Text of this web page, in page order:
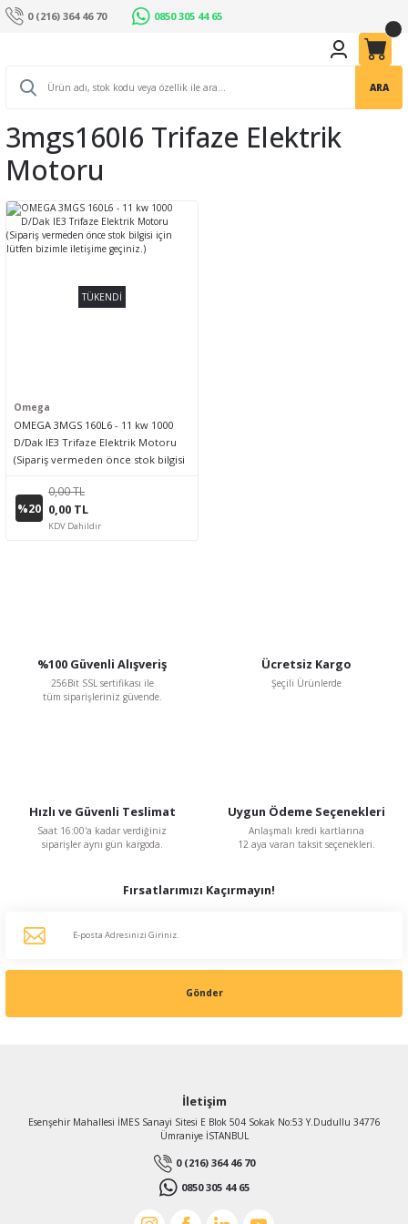
0 (216) 364 46 70 0850 305 44 65
ARA
3mgs160l6 Trifaze Elektrik
Motoru
TÜKENDİ
Omega
OMEGA 3MGS 160L6 - 11 kw 1000
D/Dak IE3 Trifaze Elektrik Motoru
(Sipariş vermeden önce stok bilgisi
%20
0,00 TL
0,00 TL
KDV Dahildir
%100 Güvenli Alışveriş
256Bit SSL sertifikası ile
tüm siparişleriniz güvende.
Ücretsiz Kargo
Şeçili Ürünlerde
Hızlı ve Güvenli Teslimat
Saat 16:00'a kadar verdiğiniz
siparişler aynı gün kargoda.
Uygun Ödeme Seçenekleri
Anlaşmalı kredi kartlarına
12 aya varan taksit seçenekleri.
Fırsatlarımızı Kaçırmayın!
Gönder
İletişim
Esenşehir Mahallesi İMES Sanayi Sitesi E Blok 504 Sokak No:53 Y.Dudullu 34776
Ümraniye İSTANBUL
0 (216) 364 46 70
0850 305 44 65